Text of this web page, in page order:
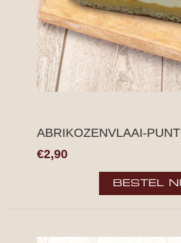
ABRIKOZENVLAAI-PUNT
€2,90